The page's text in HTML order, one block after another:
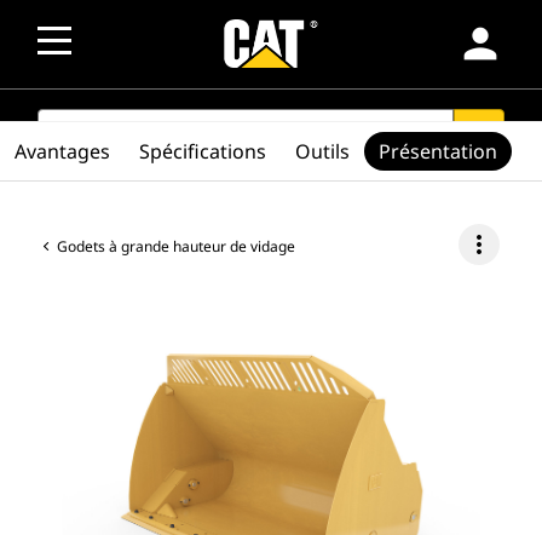
person
SEARCH search
Godets à grande hauteur de vidage more_vert
Avantages Spécifications Outils Présentation